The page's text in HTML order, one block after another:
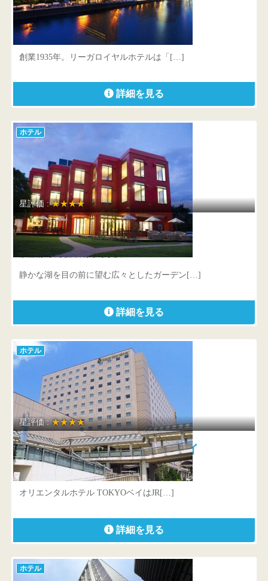
リーガロイヤルホテル
大阪府 大阪市北区中之島5-3-68
創業1935年。リーガロイヤルホテルは「[…]
詳細を見る
ホテル
星評価 :★★★★
水辺のホテル 小さな白い花
京都府 京丹後市網野町小浜915-15
静かな湖を目の前に望む広々としたガーデン[…]
詳細を見る
ホテル
星評価 :★★★★
オリエンタルホテル TOKYOベイ
千葉県 浦安市美浜1-8-2
オリエンタルホテル TOKYOベイはJR[…]
詳細を見る
ホテル